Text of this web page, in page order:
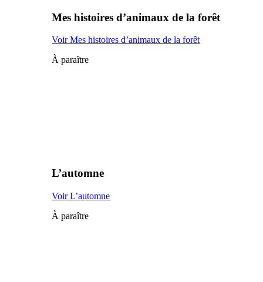
Mes histoires d’animaux de la forêt
Voir Mes histoires d’animaux de la forêt
À paraître
L’automne
Voir L’automne
À paraître